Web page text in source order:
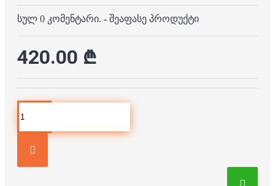
სულ 0 კომენტარი. - შეაფასე პროდუქტი
420.00 ₾